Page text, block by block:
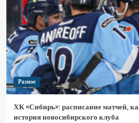
Разное
ХК «Сибирь»: расписание матчей,
история новосибирского клуба